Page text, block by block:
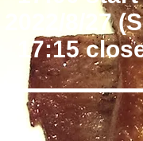
2022/8/27
17:15